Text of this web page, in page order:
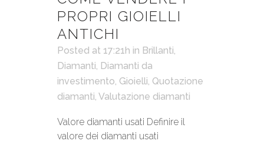
PROPRI GIOIELLI
ANTICHI
Posted at 17:21h in Brillanti,
Diamanti, Diamanti da
investimento, Gioielli, Quotazione
diamanti, Valutazione diamanti
Valore diamanti usati Definire il
valore dei diamanti usati